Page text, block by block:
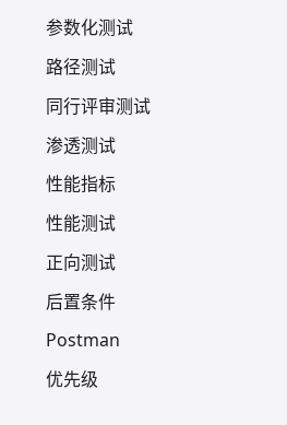
参数化测试
路径测试
同行评审测试
渗透测试
性能指标
性能测试
正向测试
后置条件
Postman
优先级